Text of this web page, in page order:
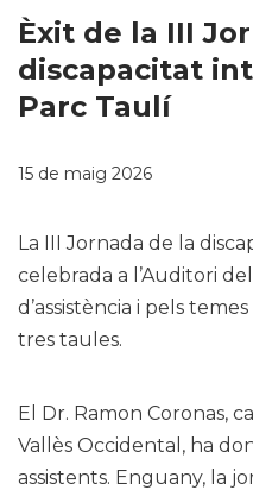
Èxit de la III
discapacitat
Parc Taulí
15 de maig 2026
La III Jornada de la
celebrada a l’Auditori
d’assistència i pels
tres taules.
El Dr. Ramon Coronas,
Vallès Occidental, ha
assistents. Enguany, la